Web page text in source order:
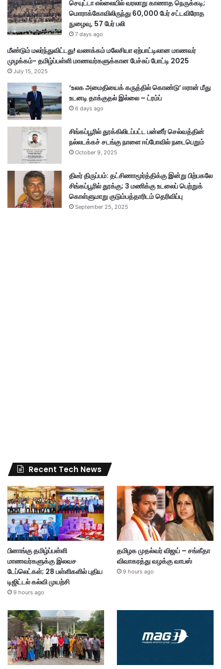
செயுட்டா எல்லையில் வரலாறு காணாத நெருக்கடி;
மொராக்கோவிலிருந்து 60,000 பேர் சட்டவிரோத
நுழைவு, 57 பேர் பலி
7 days ago
மீண்டும் மலர்ந்துவிட்டது! வணக்கம் மலேசியா ஏற்பாட்டிலான மாணவர்
முழக்கம்- தமிழ்ப்பள்ளி மாணவர்களுக்கான பேச்சுப் போட்டி 2025
July 15, 2025
‘உலக அமைதியைக் கருத்தில் கொண்டு’ ஈரான் மீது
உடனடி தாக்குதல் இல்லை – ட்ரம்ப்
6 days ago
சிங்கப்பூரில் தூக்கிலிடப்பட்ட பன்னீர் செல்வத்தின்
நல்லடக்கச் சடங்கு நாளை ஈப்போவில் நடைபெறும்
October 9, 2025
திடீர் திருப்பம்: தட்சிணாமூர்த்திக்கு இன்று பிற்பகலே
சிங்கப்பூரில் தூக்கு; 3 மணிக்கு உடலைப் பெற்றுக்
கொள்ளுமாறு குடும்பத்தாரிடம் தெரிவிப்பு
September 25, 2025
Recent Tech News
பினாங்கு தமிழ்ப்பள்ளி
மாணவர்களுக்கு இலவச
டேப்லெட்கள்; 28 பள்ளிகளில் புதிய
டிஜிட்டல் கல்வி முயற்சி
9 hours ago
தமிழக முதல்வர் விஜய் – சங்கீதா
விவாகரத்து வழக்கு வாபஸ்
9 hours ago